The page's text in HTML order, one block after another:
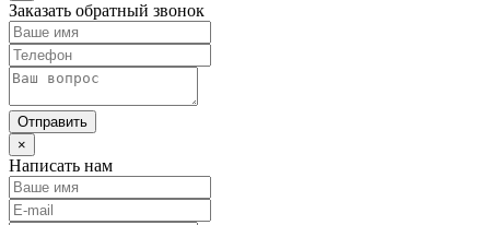
Заказать обратный звонок
Отправить
×
Написать нам